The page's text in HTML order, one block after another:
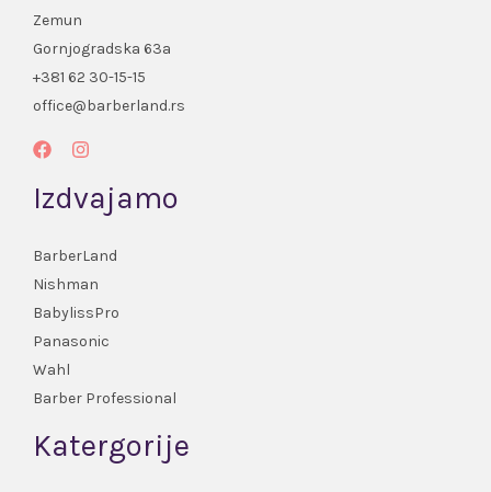
Zemun
Gornjogradska 63a
+381 62 30-15-15
office@barberland.rs
Izdvajamo
BarberLand
Nishman
BabylissPro
Panasonic
Wahl
Barber Professional
Katergorije